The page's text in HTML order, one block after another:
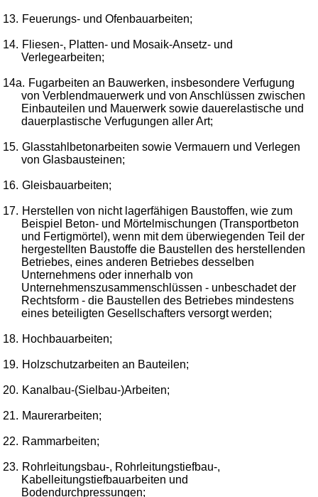
13. Feuerungs- und Ofenbauarbeiten;
14. Fliesen-, Platten- und Mosaik-Ansetz- und
Verlegearbeiten;
14a. Fugarbeiten an Bauwerken, insbesondere Verfugung
von Verblendmauerwerk und von Anschlüssen zwischen
Einbauteilen und Mauerwerk sowie dauerelastische und
dauerplastische Verfugungen aller Art;
15. Glasstahlbetonarbeiten sowie Vermauern und Verlegen
von Glasbausteinen;
16. Gleisbauarbeiten;
17. Herstellen von nicht lagerfähigen Baustoffen, wie zum
Beispiel Beton- und Mörtelmischungen (Transportbeton
und Fertigmörtel), wenn mit dem überwiegenden Teil der
hergestellten Baustoffe die Baustellen des herstellenden
Betriebes, eines anderen Betriebes desselben
Unternehmens oder innerhalb von
Unternehmenszusammenschlüssen - unbeschadet der
Rechtsform - die Baustellen des Betriebes mindestens
eines beteiligten Gesellschafters versorgt werden;
18. Hochbauarbeiten;
19. Holzschutzarbeiten an Bauteilen;
20. Kanalbau-(Sielbau-)Arbeiten;
21. Maurerarbeiten;
22. Rammarbeiten;
23. Rohrleitungsbau-, Rohrleitungstiefbau-,
Kabelleitungstiefbauarbeiten und
Bodendurchpressungen;